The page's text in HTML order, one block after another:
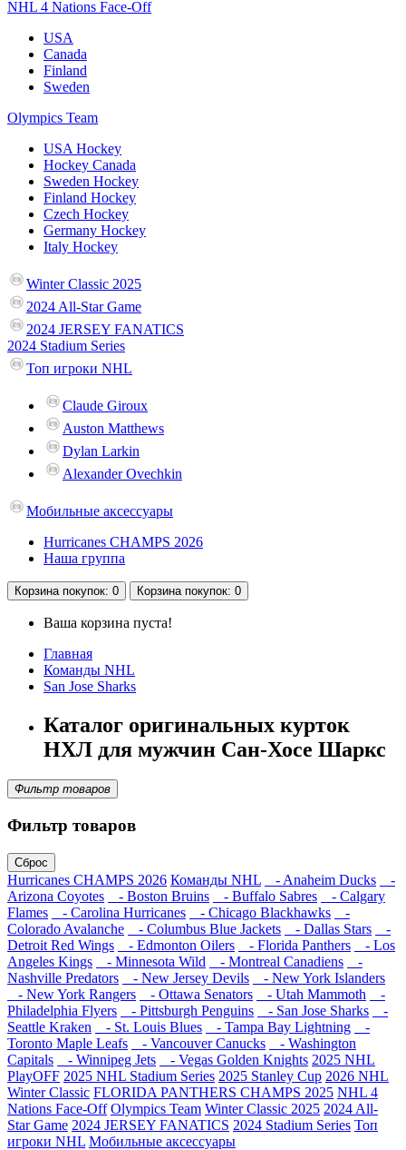
NHL 4 Nations Face-Off
USA
Canada
Finland
Sweden
Olympics Team
USA Hockey
Hockey Canada
Sweden Hockey
Finland Hockey
Czech Hockey
Germany Hockey
Italy Hockey
Winter Classic 2025
2024 All-Star Game
2024 JERSEY FANATICS
2024 Stadium Series
Топ игроки NHL
Claude Giroux
Auston Matthews
Dylan Larkin
Alexander Ovechkin
Мобильные аксессуары
Hurricanes CHAMPS 2026
Наша группа
Корзина покупок: 0 Корзина покупок: 0
Ваша корзина пуста!
Главная
Команды NHL
San Jose Sharks
Каталог оригинальных курток
НХЛ для мужчин Сан-Хосе Шаркс
Фильтр товаров
Фильтр товаров
Сброс
Hurricanes CHAMPS 2026 Команды NHL - Anaheim Ducks
-
Arizona Coyotes
- Boston Bruins - Buffalo Sabres
- Calgary
Flames
- Carolina Hurricanes - Chicago Blackhawks
-
Colorado Avalanche
- Columbus Blue Jackets - Dallas Stars
-
Detroit Red Wings
- Edmonton Oilers - Florida Panthers
- Los
Angeles Kings
- Minnesota Wild - Montreal Canadiens
-
Nashville Predators
- New Jersey Devils
- New York Islanders
- New York Rangers
- Ottawa Senators - Utah Mammoth
-
Philadelphia Flyers
- Pittsburgh Penguins - San Jose Sharks
-
Seattle Kraken
- St. Louis Blues - Tampa Bay Lightning
-
Toronto Maple Leafs
- Vancouver Canucks
- Washington
Capitals
- Winnipeg Jets - Vegas Golden Knights 2025 NHL
PlayOFF 2025 NHL Stadium Series 2025 Stanley Cup 2026 NHL
Winter Classic FLORIDA PANTHERS CHAMPS 2025 NHL 4
Nations Face-Off Olympics Team Winter Classic 2025 2024 All-
Star Game 2024 JERSEY FANATICS 2024 Stadium Series Топ
игроки NHL Мобильные аксессуары